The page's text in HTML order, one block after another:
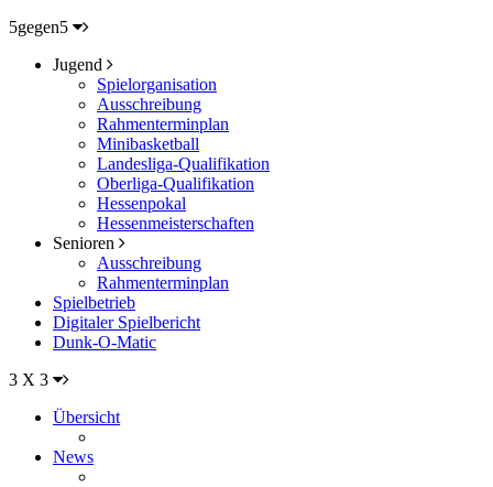
5gegen5
Jugend
Spielorganisation
Ausschreibung
Rahmenterminplan
Minibasketball
Landesliga-Qualifikation
Oberliga-Qualifikation
Hessenpokal
Hessenmeisterschaften
Senioren
Ausschreibung
Rahmenterminplan
Spielbetrieb
Digitaler Spielbericht
Dunk-O-Matic
3 X 3
Übersicht
News